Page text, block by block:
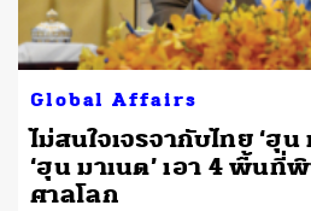
Global Affairs
ไม่สนใจเจรจากับไทย ‘ฮุ
‘ฮุน มาเนต’ เอา 4 พื้นที่
ศาลโลก